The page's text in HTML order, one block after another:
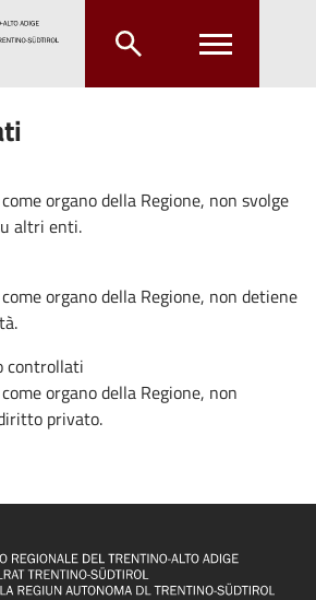
organo della Regione, non svolge
altri enti.
organo della Regione, non detiene
controllati
organo della Regione, non
privato.